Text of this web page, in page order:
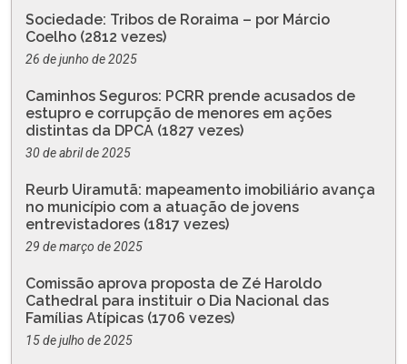
Sociedade: Tribos de Roraima – por Márcio
Coelho (2812 vezes)
26 de junho de 2025
Caminhos Seguros: PCRR prende acusados de
estupro e corrupção de menores em ações
distintas da DPCA (1827 vezes)
30 de abril de 2025
Reurb Uiramutã: mapeamento imobiliário avança
no município com a atuação de jovens
entrevistadores (1817 vezes)
29 de março de 2025
Comissão aprova proposta de Zé Haroldo
Cathedral para instituir o Dia Nacional das
Famílias Atípicas (1706 vezes)
15 de julho de 2025